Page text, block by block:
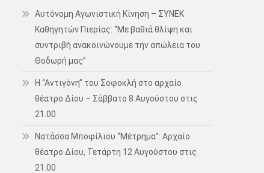
Αυτόνομη Αγωνιστική Κίνηση – ΣΥΝΕΚ
Καθηγητών Πιερίας: “Με βαθιά θλίψη και
συντριβή ανακοινώνουμε την απώλεια του
Θοδωρή μας”
Η “Αντιγόνη” του Σοφοκλή στο αρχαίο
θέατρο Δίου – Σάββατο 8 Αυγούστου στις
21.00
Νατάσσα Μποφίλιου “Μέτρημα”: Αρχαίο
θέατρο Δίου, Τετάρτη 12 Αυγούστου στις
21.00